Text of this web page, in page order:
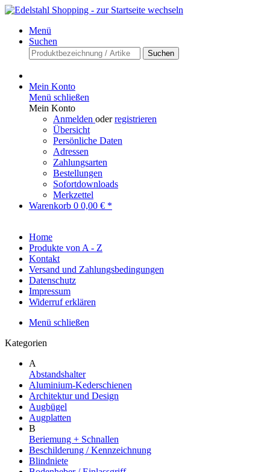
Menü
Suchen
Suchen
Mein Konto
Menü schließen
Mein Konto
Anmelden oderregistrieren
Übersicht
Persönliche Daten
Adressen
Zahlungsarten
Bestellungen
Sofortdownloads
Merkzettel
Warenkorb 0 0,00 € *
Home
Produkte von A - Z
Kontakt
Versand und Zahlungsbedingungen
Datenschutz
Impressum
Widerruf erklären
Menü schließen
Kategorien
A
Abstandshalter
Aluminium-Kederschienen
Architektur und Design
Augbügel
Augplatten
B
Beriemung + Schnallen
Beschilderung / Kennzeichnung
Blindniete